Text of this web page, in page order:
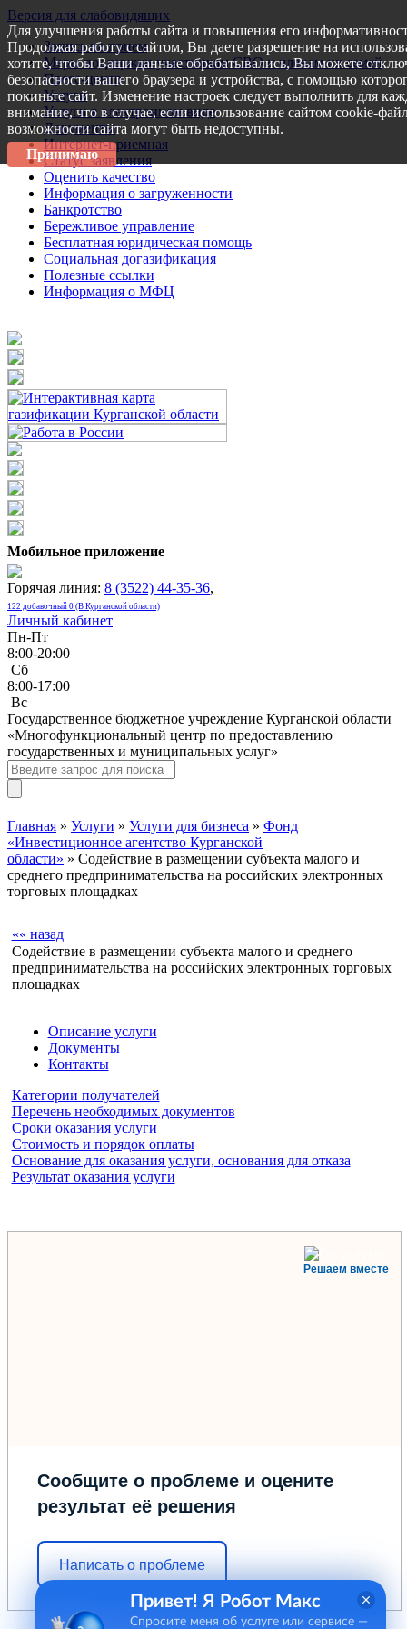
Версия для слабовидящих
Запись на прием
Меры поддержки участникам СВО и членам их семей
Пресс-центр
Услуги
Услуги в электронном виде
Документы
Интернет-приемная
Статус заявления
Оценить качество
Информация о загруженности
Банкротство
Бережливое управление
Бесплатная юридическая помощь
Социальная догазификация
Полезные ссылки
Информация о МФЦ
Мобильное приложение
Горячая линия: 8 (3522) 44-35-36,
122 добавочный 0 (В Курганской области)
Личный кабинет
Пн-Пт
8:00-20:00
Сб
8:00-17:00
Bc
Государственное бюджетное учреждение Курганской области
«Многофункциональный центр по предоставлению
государственных и муниципальных услуг»
Главная » Услуги » Услуги для бизнеса » Фонд
«Инвестиционное агентство Курганской
области» » Содействие в размещении субъекта малого и
среднего предпринимательства на российских электронных
торговых площадках
«« назад
Содействие в размещении субъекта малого и среднего
предпринимательства на российских электронных торговых
площадках
Описание услуги
Документы
Контакты
Категории получателей
Перечень необходимых документов
Сроки оказания услуги
Стоимость и порядок оплаты
Основание для оказания услуги, основания для отказа
Результат оказания услуги
Решаем вместе
Сообщите о проблеме и оцените
результат её решения
Написать о проблеме
Для улучшения работы сайта и повышения его
Продолжая работу с сайтом, Вы даете разрешение на
хотите, чтобы Ваши данные обрабатывались, Вы можете
безопасности вашего браузера и устройства, с помощью
покиньте сайт. Изменение настроек следует выполнить для
внимание, что в случае, если использование сайтом cookie-
возможности сайта могут быть недоступны.
Принимаю
Привет! Я Робот Макс
Спросите меня об услуге или сервисе —